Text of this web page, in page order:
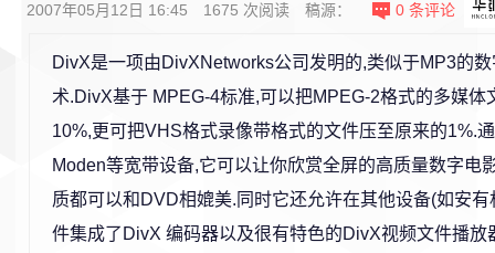
2007年05月12日 16:45 1675 次阅读 稿源： 0 条评论
DivX是一项由DivXNetworks公司发明的,类似于MP3的
术.DivX基于 MPEG-4标准,可以把MPEG-2格式的多媒体
10%,更可把VHS格式录像带格式的文件压至原来的1%.
Moden等宽带设备,它可以让你欣赏全屏的高质量数字电
质都可以和DVD相媲美.同时它还允许在其他设备(如安
件集成了DivX 编码器以及很有特色的DivX视频文件播